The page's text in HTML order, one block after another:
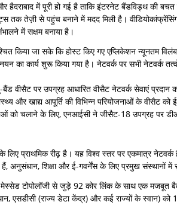
में पूरी हो गई है ताकि इंटरनेट बैंडविड्थ की
तक तेज़ी से पहुंच बनाने में मदद मिली है।
में सक्षम बनाया है।
किया जा सके कि होस्ट किए गए एप्लिकेशन
का कार्य शुरू किया गया है। नेटवर्क पर सभी
वीसैट पर उपग्रह आधारित वीसैट नेटवर्क सेवाएं प्रदान
और खाद्य आपूर्ति की विभिन्न परियोजनाओं के
को चलाने के लिए, एनआईसी ने जीसैट-18 उपग्रह पर
लिए प्राथमिक रीढ़ है। यह विश्व स्तर पर एकमात्र
शिक्षा और ई-गवर्नेंस के लिए प्रमुख संस्थानों में
टोपोलॉजी से जुड़े 92 कोर लिंक के साथ एक मजबूत
एसडीसी (राज्य डेटा केंद्र) और कई राज्यों के स्वान) को